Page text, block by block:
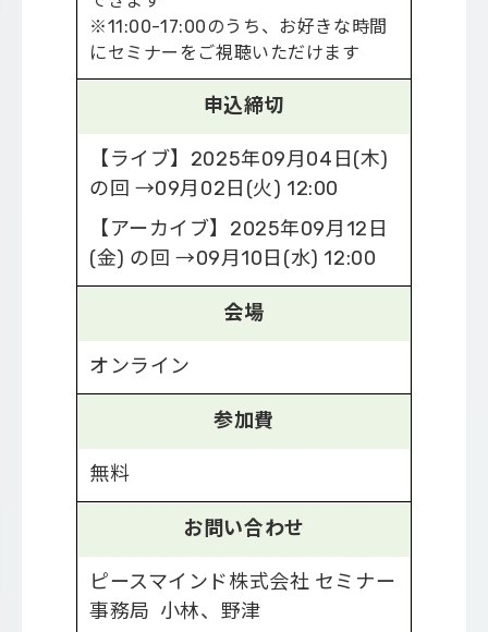
※11:00-17:00のうち、お好きな時間
にセミナーをご視聴いただけます
申込締切
【ライブ】2025年09月04日(木)
の回 →09月02日(火) 12:00
【アーカイブ】2025年09月12日
(金) の回 →09月10日(水) 12:00
会場
オンライン
参加費
無料
お問い合わせ
ピースマインド株式会社 セミナー
事務局 小林、野津